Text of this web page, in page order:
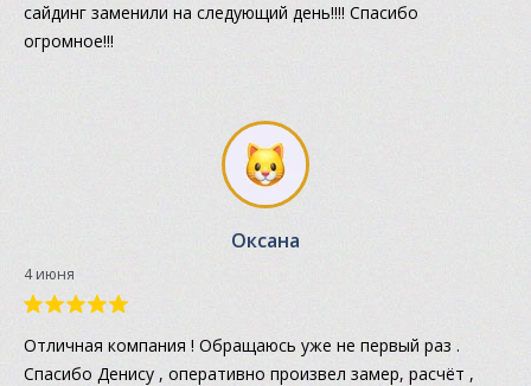
сайдинг заменили на следующий день!!!! Спасибо
огромное!!!
Оксана
4 июня
Отличная компания ! Обращаюсь уже не первый раз .
Спасибо Денису , оперативно произвел замер, расчёт ,